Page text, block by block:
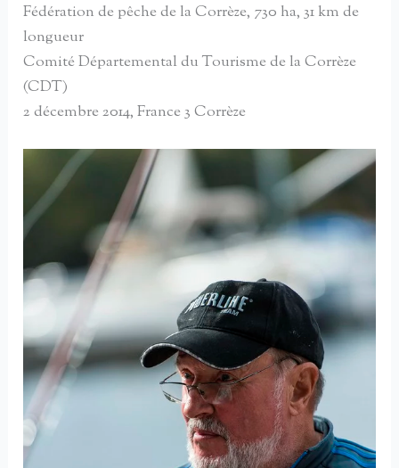
Fédération de pêche de la Corrèze, 730 ha, 31 km de
longueur
Comité Départemental du Tourisme de la Corrèze
(CDT)
2 décembre 2014, France 3 Corrèze